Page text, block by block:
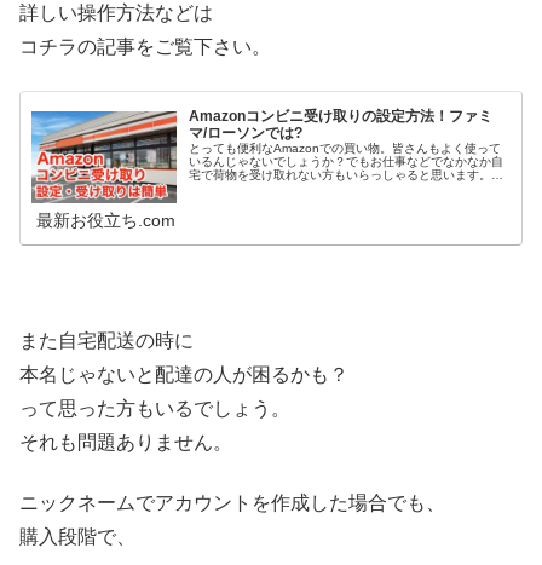
詳しい操作方法などは
コチラの記事をご覧下さい。
Amazonコンビニ受け取りの設定方法！ファミ
マ/ローソンでは?
とっても便利なAmazonでの買い物。皆さんもよく使って
いるんじゃないでしょうか？でもお仕事などでなかなか自
宅で荷物を受け取れない方もいらっしゃると思います。そ
最新お役立ち.com
また自宅配送の時に
本名じゃないと配達の人が困るかも？
って思った方もいるでしょう。
それも問題ありません。
ニックネームでアカウントを作成した場合でも、
購入段階で、